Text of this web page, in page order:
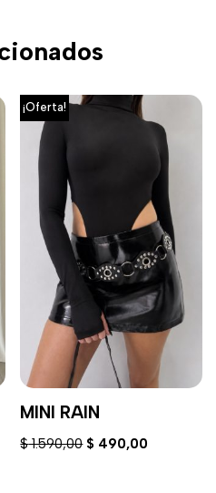
¡Oferta!
MINI RAIN
$1.590,00 $ 490,00